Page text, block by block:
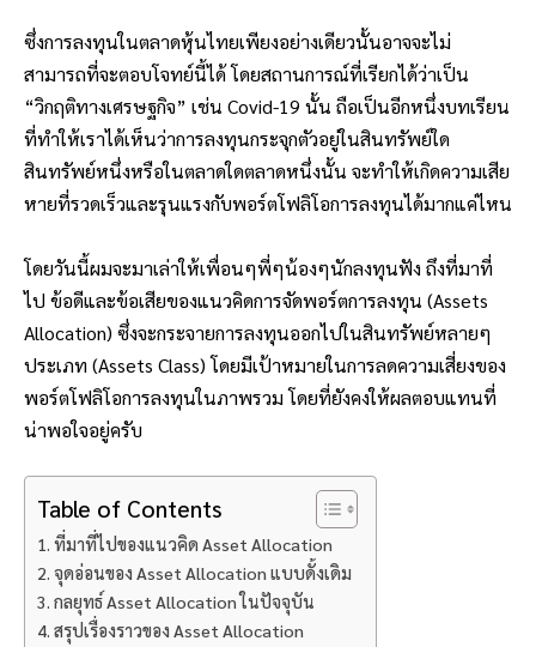
ซึ่งการลงทุนในตลาดหุ้นไทยเพียงอย่างเดียวนั้นอาจจะไม่
สามารถที่จะตอบโจทย์นี้ได้ โดยสถานการณ์ที่เรียกได้ว่าเป็น
“วิกฤติทางเศรษฐกิจ” เช่น Covid-19 นั้น ถือเป็นอีกหนึ่งบทเรียน
ที่ทำให้เราได้เห็นว่าการลงทุนกระจุกตัวอยู่ในสินทรัพย์ใด
สินทรัพย์หนึ่งหรือในตลาดใดตลาดหนึ่งนั้น จะทำให้เกิดความเสีย
หายที่รวดเร็วและรุนแรงกับพอร์ตโฟลิโอการลงทุนได้มากแค่ไหน
โดยวันนี้ผมจะมาเล่าให้เพื่อนๆพี่ๆน้องๆนักลงทุนฟัง ถึงที่มาที่
ไป ข้อดีและข้อเสียของแนวคิดการจัดพอร์ตการลงทุน (Assets
Allocation) ซึ่งจะกระจายการลงทุนออกไปในสินทรัพย์หลายๆ
ประเภท (Assets Class) โดยมีเป้าหมายในการลดความเสี่ยงของ
พอร์ตโฟลิโอการลงทุนในภาพรวม โดยที่ยังคงให้ผลตอบแทนที่
น่าพอใจอยู่ครับ
Table of Contents
ที่มาที่ไปของแนวคิด Asset Allocation
จุดอ่อนของ Asset Allocation แบบดั้งเดิม
กลยุทธ์ Asset Allocation ในปัจจุบัน
สรุปเรื่องราวของ Asset Allocation